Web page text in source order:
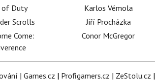
of Duty
Scrolls
Come:
Karlos Vémola
Jiří Procházka
Conor McGregor
| Games.cz | Profigamers.cz | ZeStolu.cz |